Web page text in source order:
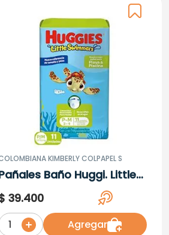
KIMBERLY COLPAPEL S
Baño Huggi. Little
M X 11 U
39.400
1 Agregar